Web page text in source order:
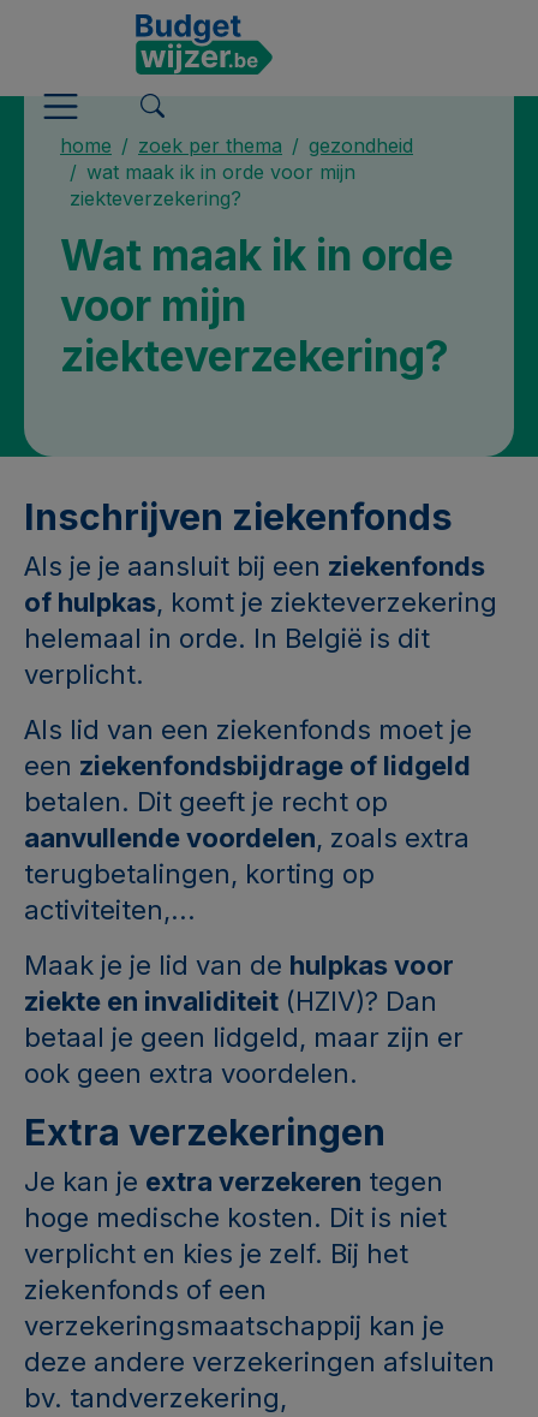
home zoek per thema
gezondheid
wat maak ik in orde voor mijn
ziekteverzekering?
Wat maak ik in orde
voor mijn
ziekteverzekering?
Inschrijven ziekenfonds
Als je je aansluit bij een ziekenfonds
of hulpkas, komt je ziekteverzekering
helemaal in orde. In België is dit
verplicht.
Als lid van een ziekenfonds moet je
een ziekenfondsbijdrage of lidgeld
betalen. Dit geeft je recht op
aanvullende voordelen, zoals extra
terugbetalingen, korting op
activiteiten,...
Maak je je lid van de hulpkas voor
ziekte en invaliditeit (HZIV)? Dan
betaal je geen lidgeld, maar zijn er
ook geen extra voordelen.
Extra verzekeringen
Je kan je extra verzekeren tegen
hoge medische kosten. Dit is niet
verplicht en kies je zelf. Bij het
ziekenfonds of een
verzekeringsmaatschappij kan je
deze andere verzekeringen afsluiten
bv. tandverzekering,